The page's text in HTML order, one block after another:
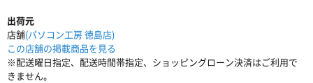
出荷元
店舗(パソコン工房 徳島店)
この店舗の掲載商品を見る
※配送曜日指定、配送時間帯指定、ショッピングローン決済はご利用で
きません。